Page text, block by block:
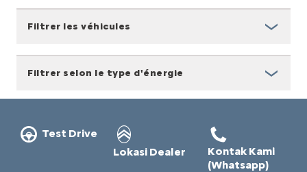
Filtrer les véhicules
Filtrer selon le type d'énergie
Test Drive
Lokasi Dealer
Kontak Kami
(Whatsapp)